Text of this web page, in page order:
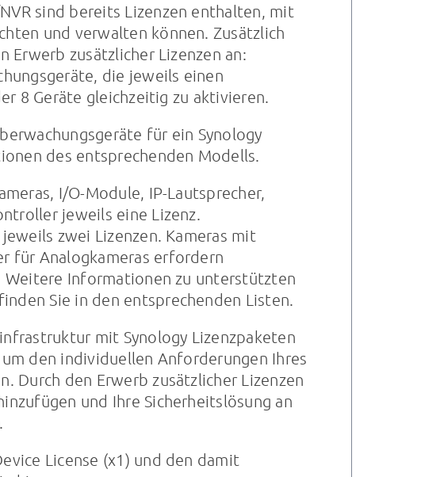
sind bereits Lizenzen enthalten, mit
und verwalten können. Zusätzlich
zusätzlicher Lizenzen an:
die jeweils einen
8 Geräte gleichzeitig zu aktivieren.
für ein Synology
des entsprechenden Modells.
I/O-Module, IP-Lautsprecher,
jeweils eine Lizenz.
zwei Lizenzen. Kameras mit
für Analogkameras erfordern
Weitere Informationen zu unterstützten
Sie in den entsprechenden Listen
mit Synology Lizenzpaketen
den individuellen Anforderungen Ihres
Durch den Erwerb zusätzlicher Lizenzen
und Ihre Sicherheitslösung an
License (x1) und den damit